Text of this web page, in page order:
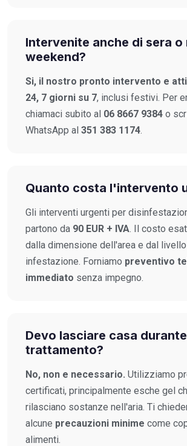
Intervenite anche di sera o
weekend?
Si, il nostro pronto intervento e
24, 7 giorni su 7, inclusi festivi. Per
chiamaci subito al 06 8667 9384 o
WhatsApp al 351 383 1174.
Quanto costa l'intervento
Gli interventi urgenti per
partono da 90 EUR + IVA. Il costo
dalla dimensione dell'area e dal
infestazione. Forniamo preventivo
immediato senza impegno.
Devo lasciare casa
trattamento?
No, non e necessario. Utilizziamo
certificati, principalmente esche gel
rilasciano sostanze nell'aria. Ti
alcune precauzioni minime come
alimenti.